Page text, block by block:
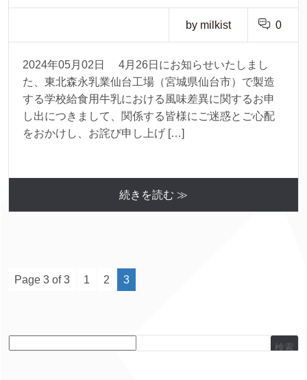
by milkist 0
2024年05月02日 4月26日にお知らせいたしまし
た、東北森永乳業仙台工場（宮城県仙台市）で製造
する学校給食用牛乳における風味差異に関するお申
し出につきまして、関係する皆様にご迷惑とご心配
をおかけし、お詫び申し上げ […]
続きを読む ≫
Page 3 of 3 1 2 3
検索